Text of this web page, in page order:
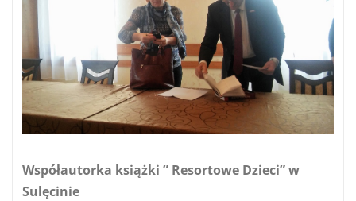
Współautorka książki ” Resortowe Dzieci” w
Sulęcinie